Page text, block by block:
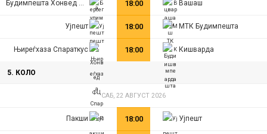
18:00 Вашаш
Ујпешт 18:00 МТК Будимпешта
Њиреѓхаза Спараткус 18:00 Кишварда
5. КОЛО
САБ, 22 АВГУСТ 2026
Пакши 18:00 Ујпешт